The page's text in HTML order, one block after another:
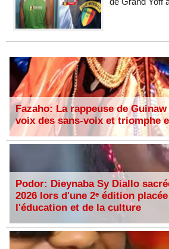
Fazaho: La rappeuse de
voix des sans-voix et triomphe
Podor: Dieynaba Sy Diallo
2026 lors d'une 2ᵉ édition
l'éducation et de la culture